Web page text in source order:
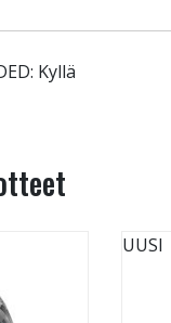
Kyllä
UUSI